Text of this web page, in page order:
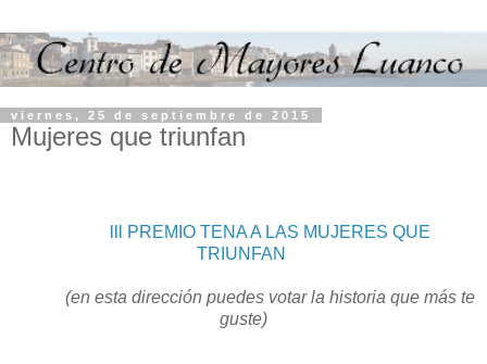
viernes, 25 de septiembre de 2015
Mujeres que triunfan
lll PREMIO TENA A LAS MUJERES QUE
TRIUNFAN
(en esta dirección puedes votar la historia que más te
guste)